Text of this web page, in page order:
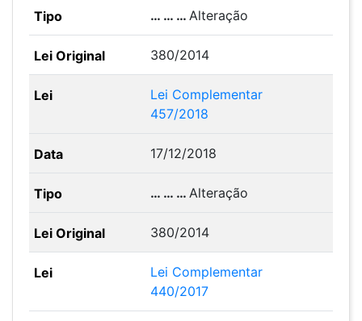
… … …Alteração
380/2014
Lei Complementar
457/2018
17/12/2018
… … …Alteração
380/2014
Lei Complementar
440/2017